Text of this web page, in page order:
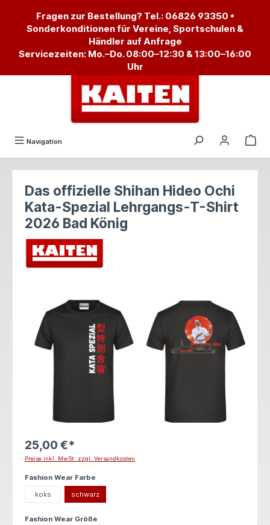
Fragen zur Bestellung? Tel.: 06826 93350 •
Sonderkonditionen für Vereine, Sportschulen &
Händler auf Anfrage
Servicezeiten: Mo.–Do. 08:00–12:30 & 13:00–16:00
Uhr
Navigation
Das offizielle Shihan Hideo Ochi
Kata-Spezial Lehrgangs-T-Shirt
2026 Bad König
25,00 €*
Preise inkl. MwSt. zzgl. Versandkosten
Fashion Wear Farbe
koks schwarz
Fashion Wear Größe